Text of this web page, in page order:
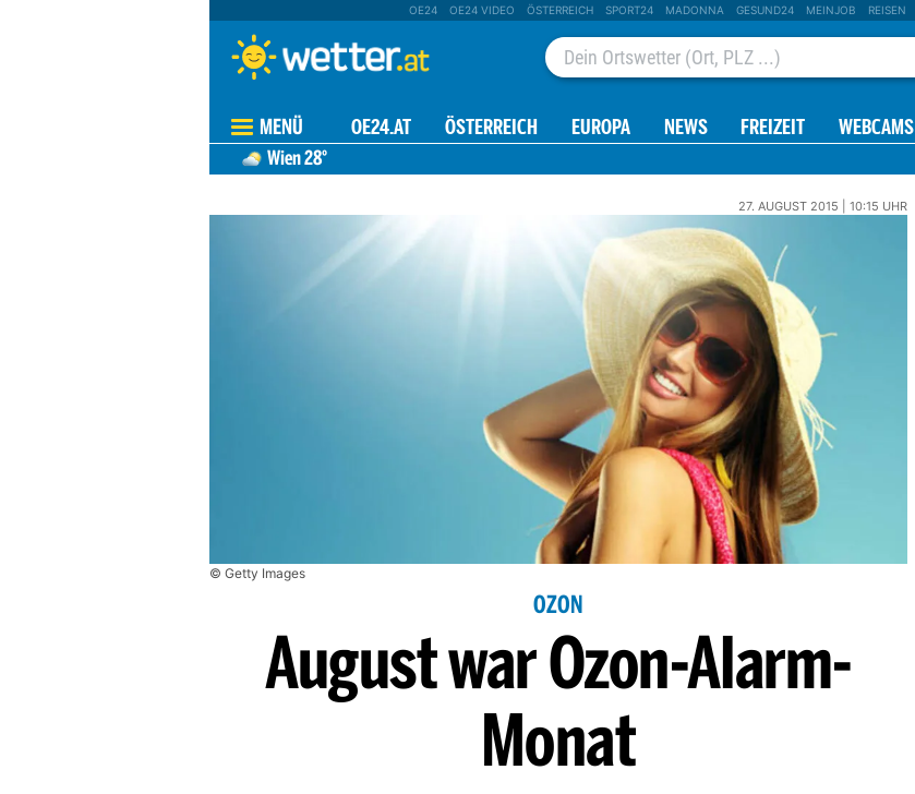
OE24 OE24 VIDEO ÖSTERREICH SPORT24 MADONNA GESUND24 MEINJOB REISEN
MENÜ OE24.AT ÖSTERREICH EUROPA NEWS FREIZEIT WEBCAMS
Wien28°
27. AUGUST 2015 | 10:15 UHR
© Getty Images
OZON
August war Ozon-Alarm-
Monat